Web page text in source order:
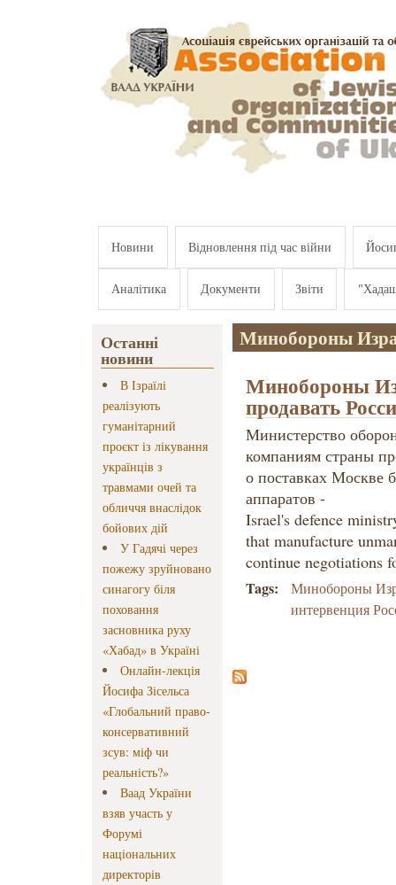
Новини Відновлення під час війни
Аналітика Документи Звіти
Останні
новини
В Ізраїлі
реалізують
гуманітарний
проєкт із лікування
українців з
травмами очей та
обличчя внаслідок
бойових дій
У Гадячі через
пожежу зруйновано
синагогу біля
поховання
засновника руху
«Хабад» в Україні
Онлайн-лекція
Йосифа Зісельса
«Глобальний право-
консервативний
зсув: міф чи
реальність?»
Ваад України
взяв участь у
Форумі
національних
директорів
Минобороны
Минобороны
продавать
Министерство
компаниям страны
о поставках Москве
аппаратов -
Israel's defence
that manufacture
continue negotiations
Tags:
Минобороны
интервенция